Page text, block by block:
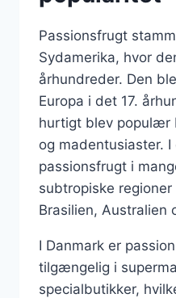
Passionsfrugt
Sydamerika, hvor
århundreder. Den
Europa i det 17.
hurtigt blev populær
og madentusiaster. I
passionsfrugt i
subtropiske
Brasilien, Australien
I Danmark er
tilgængelig i
specialbutikker,